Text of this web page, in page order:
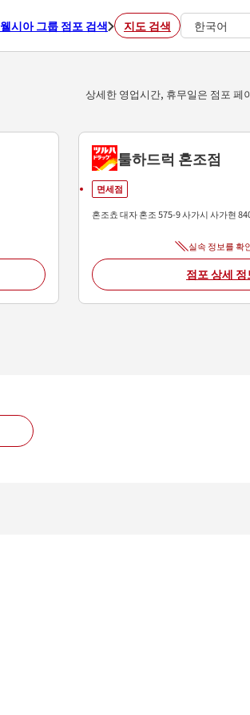
웰시아 그룹 점포 검색 지도 검색 한국어
상세한 영업시간, 휴무일은 점포 페
툴하드럭 혼조점
면세점
혼조쵸 대자 혼조 575-9사가시사가현
실속 정보를 확
점포 상세 정